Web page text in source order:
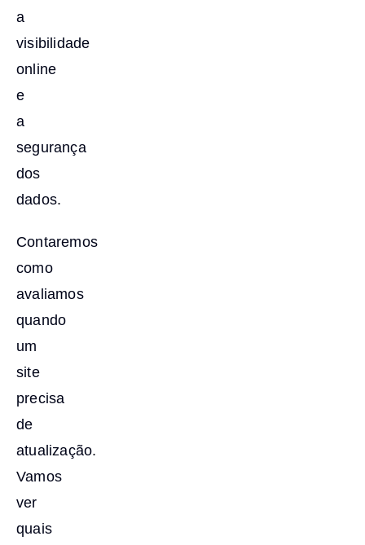
a
visibilidade
online
e
a
segurança
dos
dados.
Contaremos
como
avaliamos
quando
um
site
precisa
de
atualização.
Vamos
ver
quais